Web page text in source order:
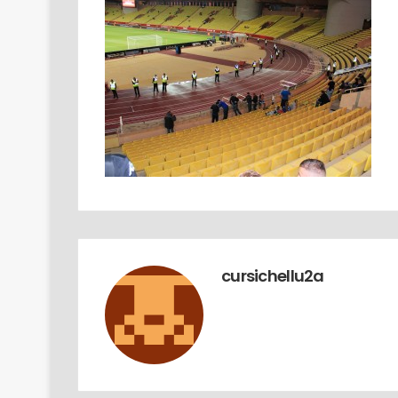
cursichellu2a
18/03
U novu sitiu di a Diaspora